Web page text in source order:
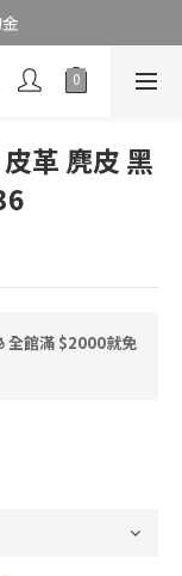
革 麂皮 黑
全館滿 $2000就免